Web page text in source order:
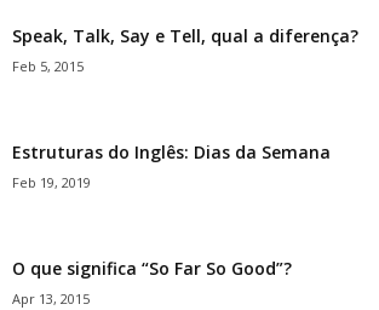
Speak, Talk, Say e Tell, qual a diferença?
Feb 5, 2015
Estruturas do Inglês: Dias da Semana
Feb 19, 2019
O que significa “So Far So Good”?
Apr 13, 2015